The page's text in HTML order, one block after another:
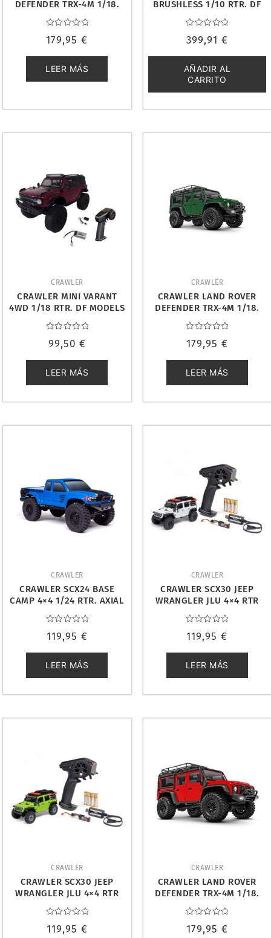
DEFENDER TRX-4M 1/18.
TRAXXAS TRX-97054-1-
XBLU
con
de
5
179,95€
LEER MÁS
BRUSHLESS 1/10 RTR. DF
MODELS 3226
con
de
5
399,91 €
AÑADIR AL
CARRITO
CRAWLER
CRAWLER MINI VARANT
4WD 1/18 RTR. DF MODELS
3107
con
de
5
99,50 €
LEER MÁS
CRAWLER
CRAWLER LAND ROVER
DEFENDER TRX-4M 1/18.
TRAXXAS TRX-97054-1-GRN
con
de
5
179,95 €
LEER MÁS
CRAWLER
CRAWLER SCX24 BASE
CAMP 4×4 1/24 RTR. AXIAL
AXI-1219T2
con
de
5
119,95 €
LEER MÁS
CRAWLER
CRAWLER SCX30 JEEP
WRANGLER JLU 4×4 RTR
1/30. AXIAL AXI-2261T2
con
de
5
119,95€
LEER MÁS
CRAWLER
CRAWLER SCX30 JEEP
WRANGLER JLU 4×4 RTR
1/30. AXIAL AXI-2261T1
con
119,95 €
CRAWLER
CRAWLER LAND ROVER
DEFENDER TRX-4M 1/18.
TRAXXAS TRX-97054-1-RED
con
179,95 €